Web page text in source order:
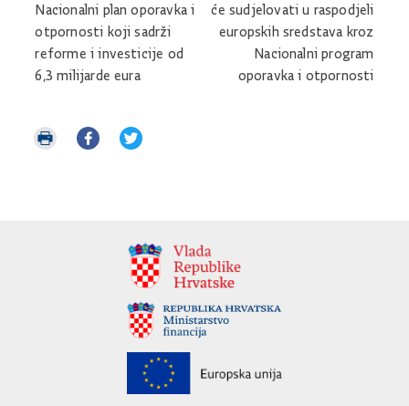
Nacionalni plan oporavka i
otpornosti koji sadrži
reforme i investicije od
6,3 milijarde eura
će sudjelovati u raspodjeli
europskih sredstava kroz
Nacionalni program
oporavka i otpornosti